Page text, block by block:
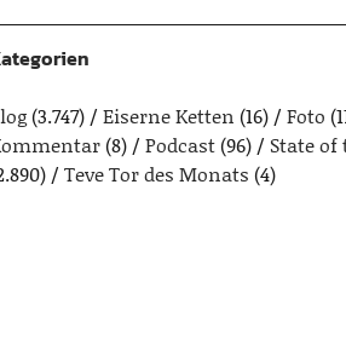
(3.747) Eiserne Ketten (16) Foto
(8) Podcast(96)
State
Teve Tor des Monats (4)